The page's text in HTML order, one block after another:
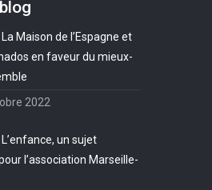
Maison de l’Espagne et
en faveur du mieux-
2022
un sujet
l’association Marseille-